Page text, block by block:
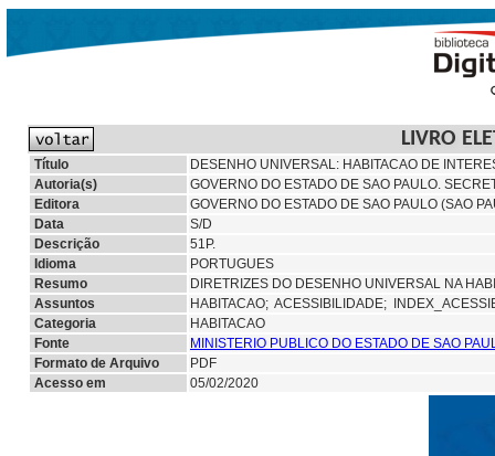
LIVRO
Título
DESENHO UNIVERSAL: HABITACAO DE
Autoria(s)
GOVERNO DO ESTADO DE SAO PAULO.
Editora
GOVERNO DO ESTADO DE SAO PAULO (SAO
Data
S/D
Descrição
51P.
Idioma
PORTUGUES
Resumo
DIRETRIZES DO DESENHO UNIVERSAL NA
Assuntos
HABITACAO; ACESSIBILIDADE;
Categoria
HABITACAO
Fonte
MINISTERIO PUBLICO DO ESTADO DE SAO
Formato de Arquivo
PDF
Acesso em
05/02/2020